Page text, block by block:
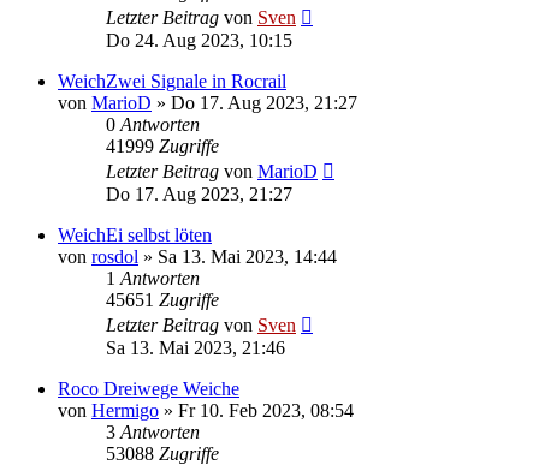
Letzter Beitrag von Sven
Do 24. Aug 2023, 10:15
WeichZwei Signale in Rocrail
von MarioD » Do 17. Aug 2023, 21:27
0 Antworten
41999 Zugriffe
Letzter Beitrag von MarioD
Do 17. Aug 2023, 21:27
WeichEi selbst löten
von rosdol » Sa 13. Mai 2023, 14:44
1 Antworten
45651 Zugriffe
Letzter Beitrag von Sven
Sa 13. Mai 2023, 21:46
Roco Dreiwege Weiche
von Hermigo » Fr 10. Feb 2023, 08:54
3 Antworten
53088 Zugriffe